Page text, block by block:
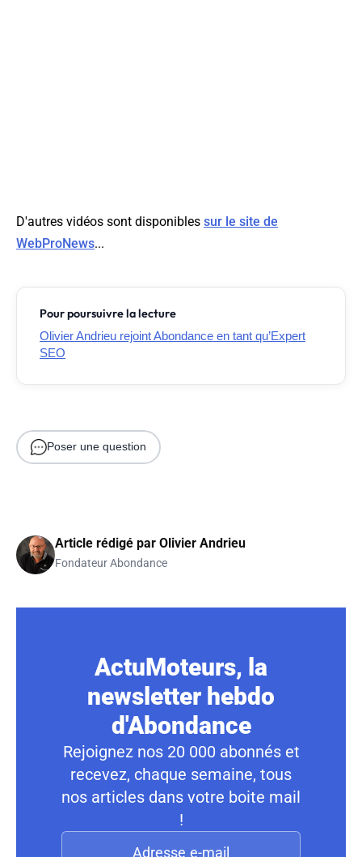
D'autres vidéos sont disponibles sur le site de
WebProNews...
Pour poursuivre la lecture
Olivier Andrieu rejoint Abondance en tant qu’Expert
SEO
Poser une question
Article rédigé par Olivier Andrieu
Fondateur Abondance
ActuMoteurs, la
newsletter hebdo
d'Abondance
Rejoignez nos 20 000 abonnés et
recevez, chaque semaine, tous
nos articles dans votre boite mail
!